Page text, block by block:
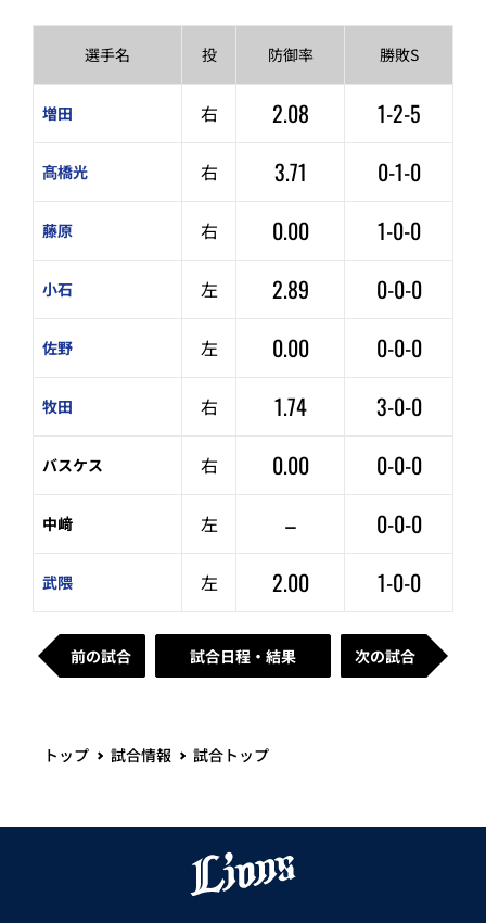
選手名 投 防御率 勝敗S
増田 右 2.08 1-2-5
髙橋光 右 3.71 0-1-0
藤原 右 0.00 1-0-0
小石 左 2.89 0-0-0
佐野 左 0.00 0-0-0
牧田 右 1.74 3-0-0
バスケス 右 0.00 0-0-0
中﨑 左 – 0-0-0
武隈 左 2.00 1-0-0
前の試合 試合日程・結果 次の試合
トップ 試合情報 試合トップ